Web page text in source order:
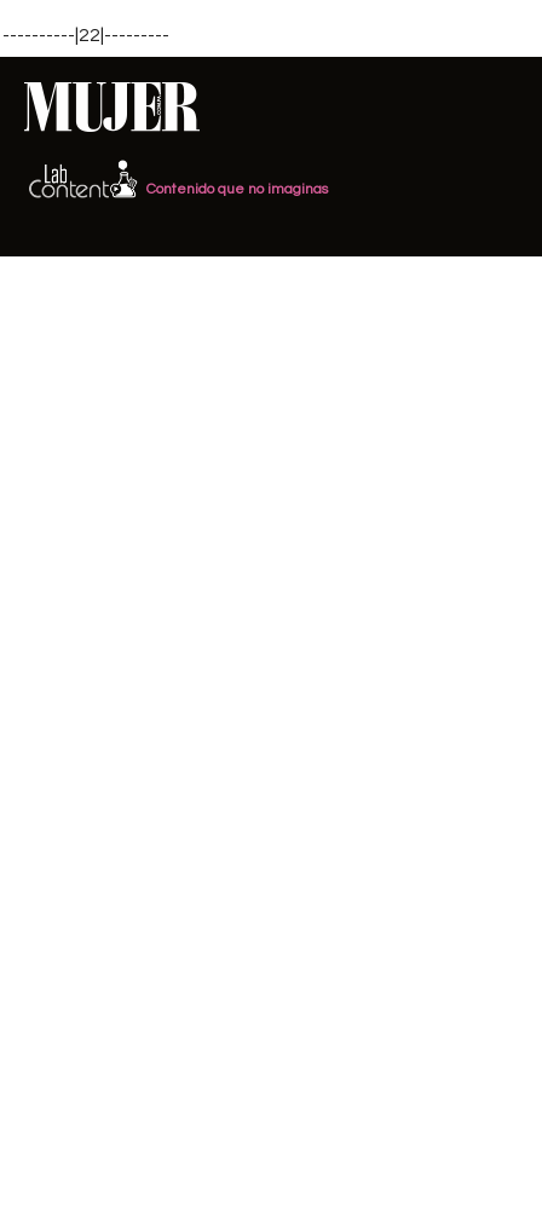
----------|22|---------
Contenido que no imaginas